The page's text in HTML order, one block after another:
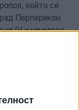
който се
Перперикон.
на IV и началото
в
редом с
и
Дионис, е
с дължина